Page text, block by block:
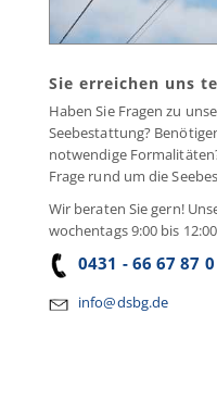
Sie erreichen uns
Haben Sie Fragen zu
Seebestattung?
notwendige
Frage rund um die
Wir beraten Sie gern!
wochentags 9:00 bis
0431 - 66 67 87 0
info@dsbg.de